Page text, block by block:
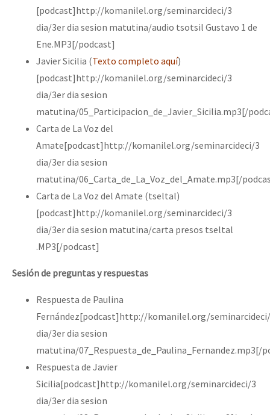
[podcast]http://komanilel.org/seminarcideci/3
dia/3er dia sesion matutina/audio tsotsil Gustavo 1 de
Ene.MP3[/podcast]
Javier Sicilia (Texto completo aquí)
[podcast]http://komanilel.org/seminarcideci/3
dia/3er dia sesion
matutina/05_Participacion_de_Javier_Sicilia.mp3[/
Carta de La Voz del
Amate[podcast]http://komanilel.org/seminarcideci/3
dia/3er dia sesion
matutina/06_Carta_de_La_Voz_del_Amate.mp3[/
Carta de La Voz del Amate (tseltal)
[podcast]http://komanilel.org/seminarcideci/3
dia/3er dia sesion matutina/carta presos tseltal
.MP3[/podcast]
Sesión de preguntas y respuestas
Respuesta de Paulina
Fernández[podcast]http://komanilel.org/
dia/3er dia sesion
matutina/07_Respuesta_de_Paulina_Fernandez.mp3[/
Respuesta de Javier
Sicilia[podcast]http://komanilel.org/seminarcideci/3
dia/3er dia sesion